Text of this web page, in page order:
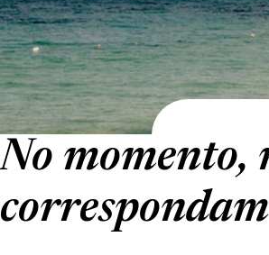
No momento,